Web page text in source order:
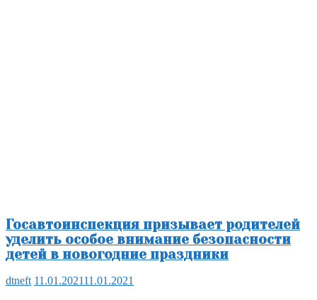
Госавтоинспекция призывает родителей
уделить особое внимание безопасности
детей в новогодние праздники
dtneft 11.01.202111.01.2021